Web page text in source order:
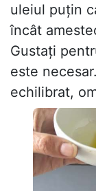
uleiul puțin
încât
Gustați
este
echilibrat,